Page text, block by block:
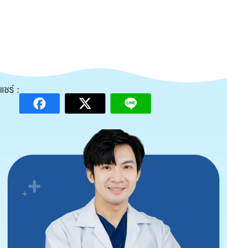
แชร์ :